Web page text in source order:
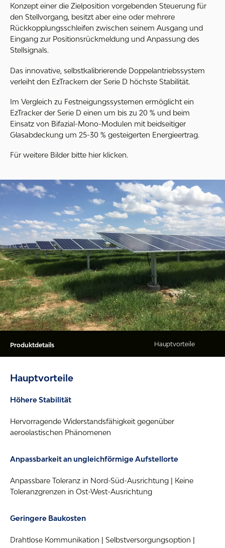
Konzept einer die Zielposition vorgebenden Steuerung für
den Stellvorgang, besitzt aber eine oder mehrere
Rückkopplungsschleifen zwischen seinem Ausgang und
Eingang zur Positionsrückmeldung und Anpassung des
Stellsignals.
Das innovative, selbstkalibrierende Doppelantriebssystem
verleiht den EzTrackern der Serie D höchste Stabilität.
Im Vergleich zu Festneigungssystemen ermöglicht ein
EzTracker der Serie D einen um bis zu 20 % und beim
Einsatz von Bifazial-Mono-Modulen mit beidseitiger
Glasabdeckung um 25-30 % gesteigerten Energieertrag.
Für weitere Bilder bitte hier klicken.
Produktdetails
Hauptvorteile
Höhere Stabilität
Hervorragende Widerstandsfähigkeit gegenüber
aeroelastischen Phänomenen
Anpassbarkeit an ungleichförmige Aufstellorte
Anpassbare Toleranz in Nord-Süd-Ausrichtung | Keine
Toleranzgrenzen in Ost-West-Ausrichtung
Geringere Baukosten
Drahtlose Kommunikation | Selbstversorgungsoption |